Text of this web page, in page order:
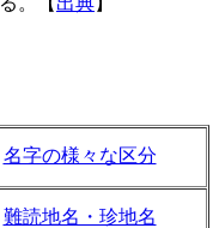
名字の様々な区分
難読地名・珍地名